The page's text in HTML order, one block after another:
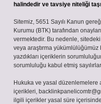
halindedir ve tavsiye niteliği
Sitemiz, 5651 Sayılı Kanun
Kurumu (BTK) tarafından
vermektedir. Bu nedenle,
veya araştırma
yazdıkları içeriklerin
sorumluluğu kabul etmiş
Hukuka ve yasal düzenlemelere
içerikleri,
ilgili içerikler yasal süre içerisinde